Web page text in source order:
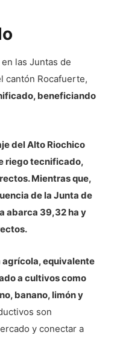
las Juntas de
cantón Rocafuerte,
beneficiando
del Alto Riochico
riego tecnificado,
Mientras que,
de la Junta de
abarca 39,32 ha y
agrícola, equivalente
a cultivos como
banano, limón y
son
y conectar a